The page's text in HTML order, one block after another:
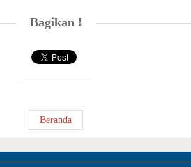
Bagikan !
Beranda